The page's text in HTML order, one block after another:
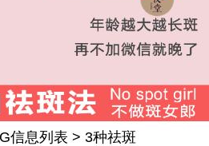
信息列表 > 3种祛斑